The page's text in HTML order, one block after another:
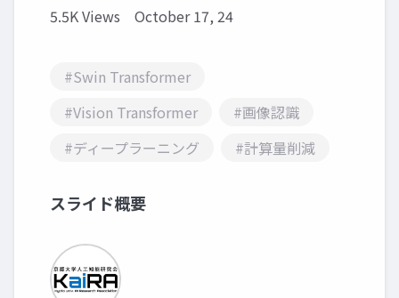
5.5K Views October 17, 24
#Swin Transformer
#Vision Transformer
#画像認識
#ディープラーニング
#計算量削減
スライド概要